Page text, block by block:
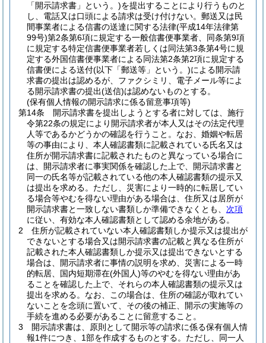
「開示請求書」という。)を提出することにより行うものと
し、電話又は口頭による請求は受け付けない。 郵送又は民
間事業者による信書の送達に関する法律(平成14年法律第
99号)第2条第6項に規定する一般信書便事業者、同条第9項
に規定する特定信書便事業者若しくは同法第3条第4号に規
定する外国信書便事業者による同法第2条第2項に規定する
信書便による送付(以下「郵送等」という。)による開示請
求書の提出は認めるが、ファクシミリ、電子メール等によ
る開示請求書の提出(送信)は認めないものとする。
(保有個人情報の開示請求に係る留意事項等)
第14条
開示請求書を提出しようとする者に対しては、施行
令第22条の規定により開示請求者が本人又はその法定代理
人等であるかどうかの確認を行うこと。 なお、婚姻や転居
等の事由により、本人確認書類に記載されている氏名又は
住所が開示請求書に記載されたものと異なっている場合に
は、開示請求者に事実関係を確認した上で、開示請求書と
同一の氏名等が記載されている他の本人確認書類の提示又
は提出を求める。 ただし、災害により一時的に転居してい
る場合等やむを得ない理由がある場合は、住所又は居所が
開示請求書と一致しない書類しか準備できなくとも、 次項
に従い、有効な本人確認書類として認める余地がある。
2
住所が記載されていない本人確認書類しか提示又は提出が
できないとする場合又は開示請求書の記載と異なる住所が
記載された本人確認書類しか提示又は提出できないとする
場合は、開示請求者に事情の説明を求め、災害による一時
的転居、国内短期滞在(外国人)等のやむを得ない理由があ
ることを確認した上で、それらの本人確認書類の提示又は
提出を求める。 なお、この場合は、住所の確認が取れてい
ないことを念頭に置いて、その後の補正、開示の実施等の
手続を進める必要があることに留意すること。
3
開示請求書は、原則として開示等の請求に係る保有個人情
報1件につき、1部を作成するものとする。 ただし、同一人